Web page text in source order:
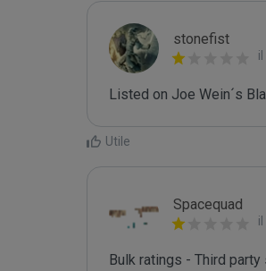
stonefist
Listed on Joe Wein´s
Utile
Spacequad
Bulk ratings - Third